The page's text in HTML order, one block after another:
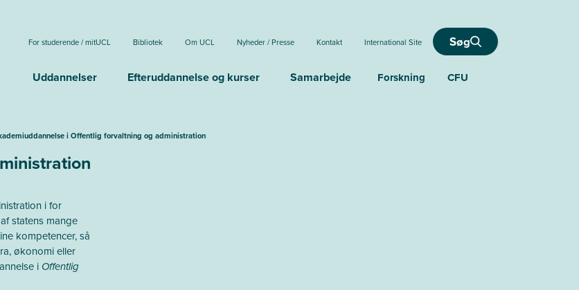
For studerende / mitUCL Bibliotek Om UCL Nyheder / Presse Kontakt International Site Søg
Uddannelser Efteruddannelse og kurser Samarbejde Forskning CFU
i Offentlig forvaltning og administration
i for
statens mange
kompetencer, så
økonomi eller
i Offentlig